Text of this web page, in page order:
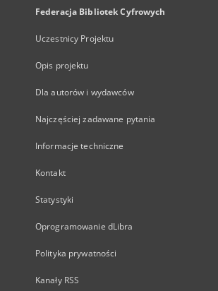
Federacja Bibliotek Cyfrowych
Uczestnicy Projektu
Opis projektu
Dla autorów i wydawców
Najczęściej zadawane pytania
Informacje techniczne
Kontakt
Statystyki
Oprogramowanie dLibra
Polityka prywatności
Kanały RSS